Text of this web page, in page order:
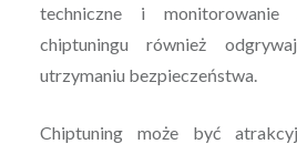
techniczne i
chiptuningu również
utrzymaniu bezpieczeństwa.
Chiptuning może być